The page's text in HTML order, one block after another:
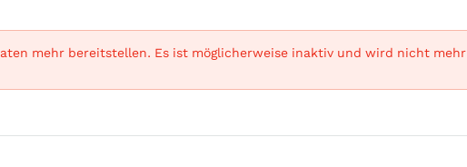
mehr bereitstellen. Es ist möglicherweise inaktiv und wird nicht mehr